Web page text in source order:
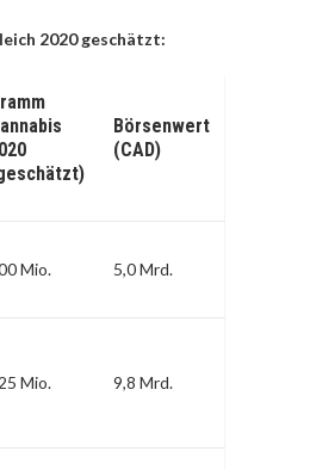
2020 geschätzt:
Börsenwert
(CAD)
Mio. 5,0 Mrd.
Mio. 9,8 Mrd.